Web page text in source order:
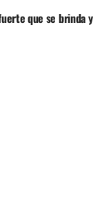
que se brinda y